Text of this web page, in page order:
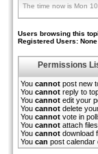
The time now is Mon
Users browsing this
Registered Users: None
Permissions
You cannot post new
You cannot reply to
You cannot edit your
You cannot delete
You cannot vote in
You cannot attach
You cannot download
You can post calendar